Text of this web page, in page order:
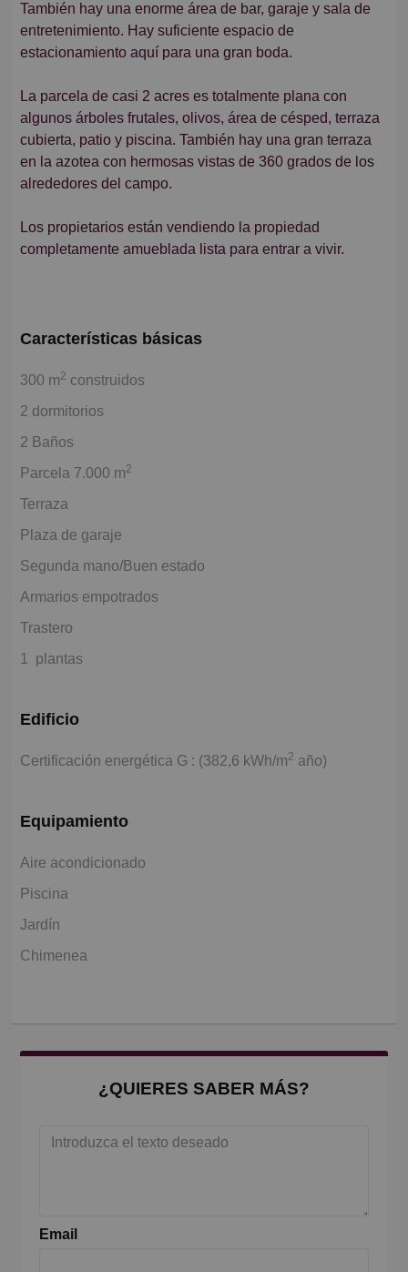
También hay una enorme área de bar, garaje y sala de
entretenimiento. Hay suficiente espacio de
estacionamiento aquí para una gran boda.
La parcela de casi 2 acres es totalmente plana con
algunos árboles frutales, olivos, área de césped, terraza
cubierta, patio y piscina. También hay una gran terraza
en la azotea con hermosas vistas de 360 grados de los
alrededores del campo.
Los propietarios están vendiendo la propiedad
completamente amueblada lista para entrar a vivir.
Características básicas
300 m2 construidos
2 dormitorios
2 Baños
Parcela 7.000 m2
Terraza
Plaza de garaje
Segunda mano/Buen estado
Armarios empotrados
Trastero
1 plantas
Edificio
Certificación energética G : (382,6 kWh/m2 año)
Equipamiento
Aire acondicionado
Piscina
Jardín
Chimenea
¿QUIERES SABER MÁS?
Email